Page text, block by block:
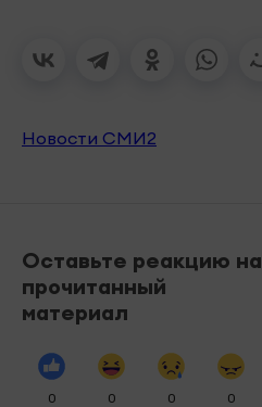
Новости СМИ2
Оставьте реакцию на
прочитанный
материал
0 0 0 0